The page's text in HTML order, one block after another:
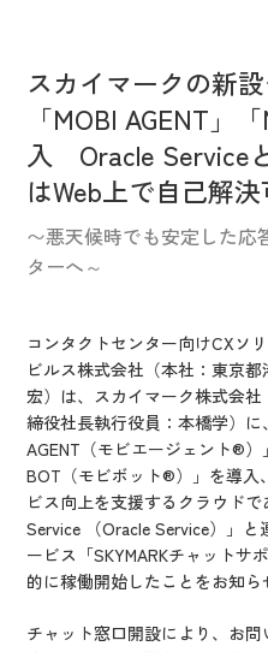
お役立ち資料
会社案内
採用情報
IR情報
CX向上情報サ
スカイマークの新
「MOBI AGENT」
入 Oracle Service
はWeb上で自己解
〜悪天候時でも安定した応
ターへ～
コンタクトセンター向けCXソ
ビルス株式会社（本社：東京
宏）は、スカイマーク株式会
締役社長執行役員：本橋学）
AGENT（モビエージェント®
BOT（モビボット®）」を導入
ビス向上を支援するクラウド
Service （Oracle Service）」
ービス「SKYMARKチャットサ
的に稼働開始したことをお知ら
チャット窓口開設により、お